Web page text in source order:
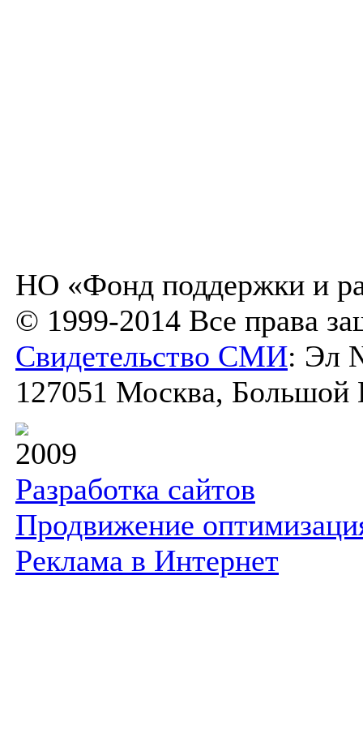
НО «Фонд поддержки и
© 1999-2014 Все права
Свидетельство СМИ: Эл
127051 Москва, Большой
2009
Разработка сайтов
Продвижение
Реклама в Интернет